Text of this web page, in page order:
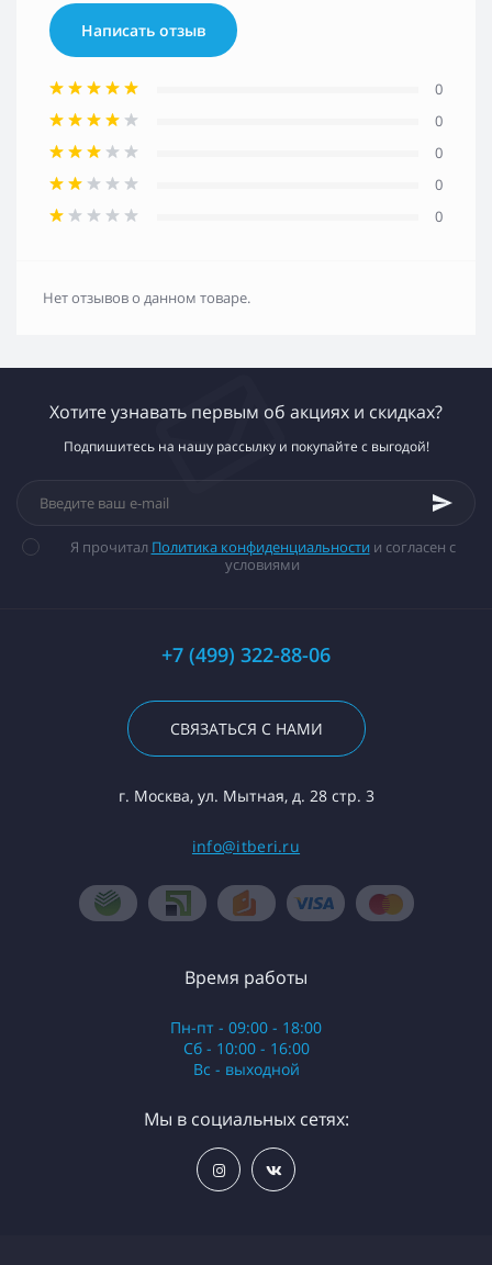
Написать отзыв
0
0
0
0
0
Нет отзывов о данном товаре.
Хотите узнавать первым об акциях и скидках?
Подпишитесь на нашу рассылку и покупайте с выгодой!
Я прочитал Политика конфиденциальности и согласен с
условиями
+7 (499) 322-88-06
СВЯЗАТЬСЯ С НАМИ
г. Москва, ул. Мытная, д. 28 стр. 3
info@itberi.ru
Время работы
Пн-пт - 09:00 - 18:00
Сб - 10:00 - 16:00
Вс - выходной
Мы в социальных сетях: